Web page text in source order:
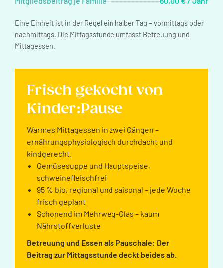
Eine Einheit ist in der Regel ein halber Tag – vormittags oder
nachmittags. Die Mittagsstunde umfasst Betreuung und
Mittagessen.
Frisch gekocht von
Kinder:Pause
Warmes Mittagessen in zwei Gängen –
ernährungsphysiologisch durchdacht und
kindgerecht.
Gemüsesuppe und Hauptspeise,
schweinefleischfrei
95 % bio, regional und saisonal – jede Woche
frisch geplant
Schonend im Mehrweg-Glas – kaum
Nährstoffverluste
Betreuung und Essen als Pauschale: Der
Beitrag zur Mittagsstunde deckt beides ab.